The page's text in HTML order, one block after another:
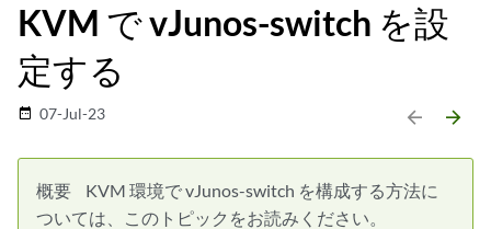
KVM で vJunos-switch を設
定する
date_range 07-Jul-23 arrow_backward arrow_forward
概要
KVM 環境で vJunos-switch を構成する方法に
ついては、このトピックをお読みください。